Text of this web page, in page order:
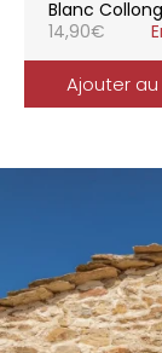
Blanc
14,90€
Ajouter